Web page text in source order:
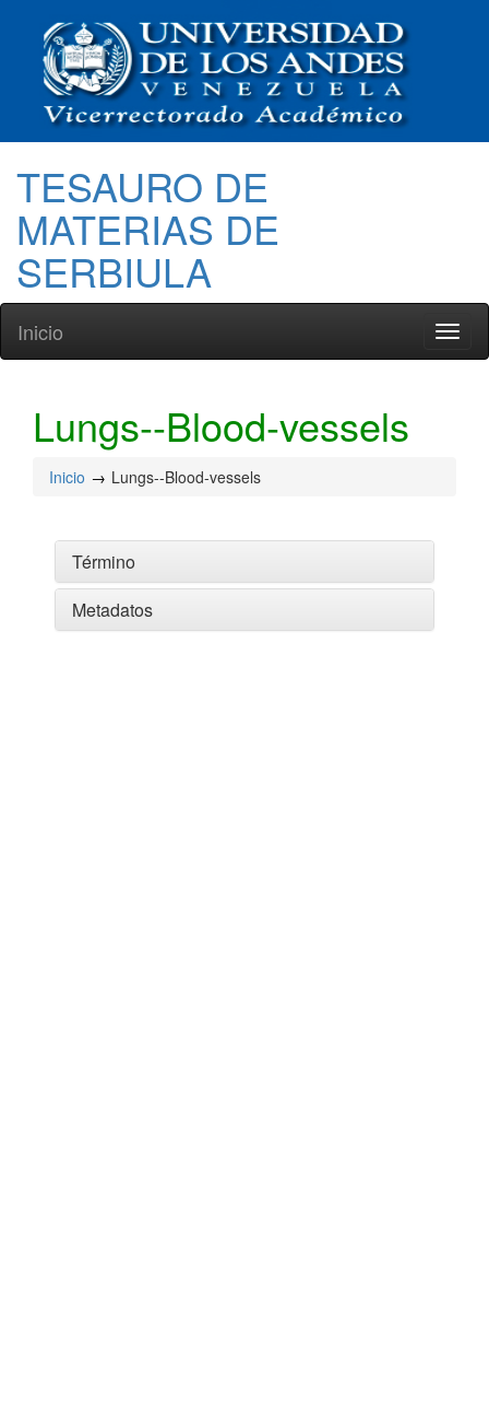
TESAURO DE
MATERIAS DE
SERBIULA
Inicio
Lungs--Blood-vessels
Inicio Lungs--Blood-vessels
Término
Metadatos